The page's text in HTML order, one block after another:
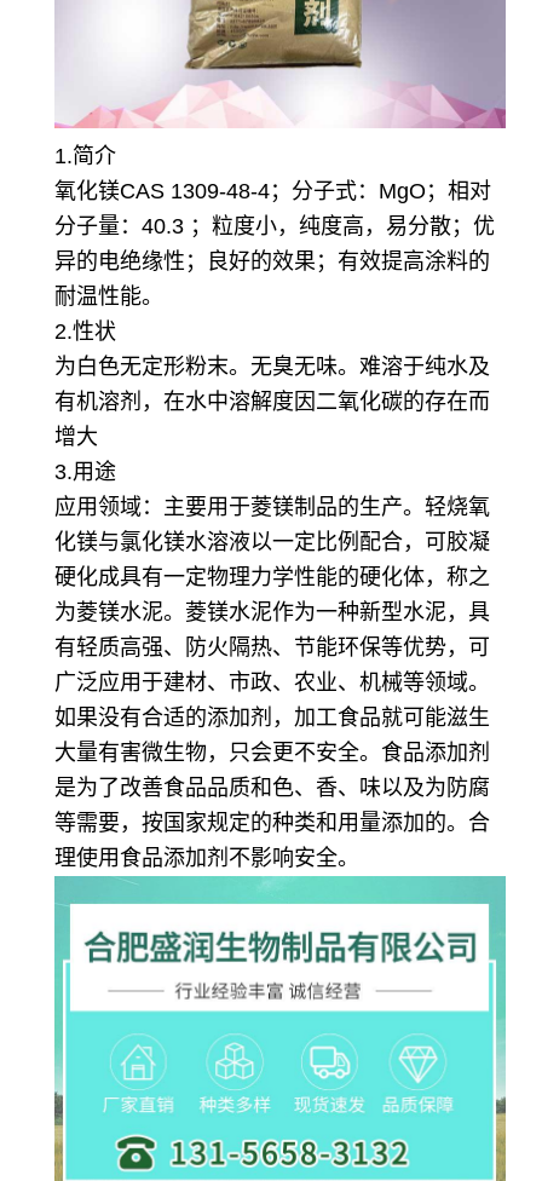
1.简介
氧化镁CAS 1309-48-4；分子式：MgO；相对
分子量：40.3 ；粒度小，纯度高，易分散；优
异的电绝缘性；良好的效果；有效提高涂料的
耐温性能。
2.性状
为白色无定形粉末。无臭无味。难溶于纯水及
有机溶剂，在水中溶解度因二氧化碳的存在而
增大
3.用途
应用领域：主要用于菱镁制品的生产。轻烧氧
化镁与氯化镁水溶液以一定比例配合，可胶凝
硬化成具有一定物理力学性能的硬化体，称之
为菱镁水泥。菱镁水泥作为一种新型水泥，具
有轻质高强、防火隔热、节能环保等优势，可
广泛应用于建材、市政、农业、机械等领域。
如果没有合适的添加剂，加工食品就可能滋生
大量有害微生物，只会更不安全。食品添加剂
是为了改善食品品质和色、香、味以及为防腐
等需要，按国家规定的种类和用量添加的。合
理使用食品添加剂不影响安全。